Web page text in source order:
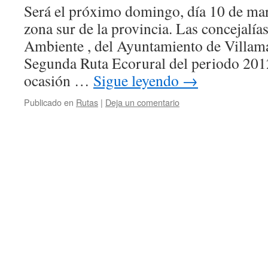
Será el próximo domingo, día 10 de
zona sur de la provincia. Las
Ambiente , del Ayuntamiento de
Segunda Ruta Ecorural del periodo
ocasión … Sigue leyendo →
Publicado en Rutas | Deja un comentario